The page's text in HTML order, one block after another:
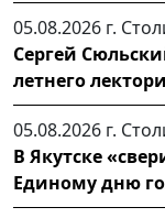
05.08.2026 г.
Сергей
летнего
05.08.2026 г.
В Якутске
Единому дню